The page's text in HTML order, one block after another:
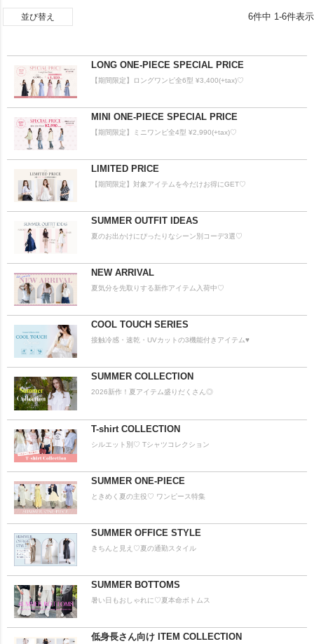
並び替え 6件中 1 -6件表示
LONG ONE-PIECE SPECIAL PRICE
【期間限定】ロングワンピ全6型 ¥3,400(+tax)♡
MINI ONE-PIECE SPECIAL PRICE
【期間限定】ミニワンピ全4型 ¥2,990(+tax)♡
LIMITED PRICE
【期間限定】対象アイテムを今だけお得にGET♡
SUMMER OUTFIT IDEAS
夏のお出かけにぴったりなシーン別コーデ3選♡
NEW ARRIVAL
夏気分を先取りする新作アイテム入荷中♡
COOL TOUCH SERIES
接触冷感・速乾・UVカットの3機能付きアイテム♥
SUMMER COLLECTION
2026新作！夏アイテム盛りだくさん◎
T-shirt COLLECTION
シルエット別♡ Tシャツコレクション
SUMMER ONE-PIECE
ときめく夏の主役♡ ワンピース特集
SUMMER OFFICE STYLE
きちんと見え♡夏の通勤スタイル
SUMMER BOTTOMS
暑い日もおしゃれに♡夏本命ボトムス
低身長さん向け ITEM COLLECTION